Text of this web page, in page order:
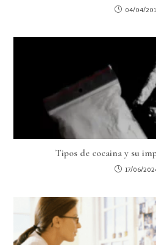
04/04/
Tipos de cocaina y su
17/06/